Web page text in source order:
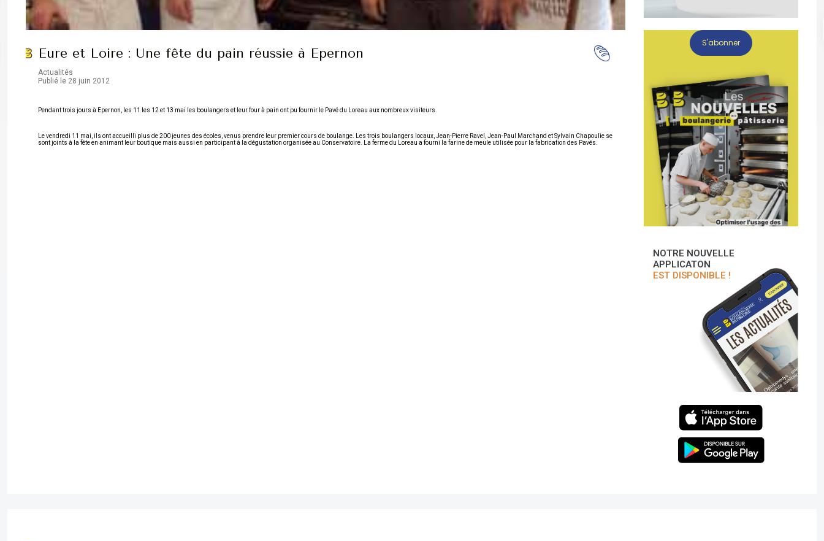
Eure et Loire : Une fête du pain réussie à Epernon
Actualités
Publié le 28 juin 2012
Pendant trois jours à Epernon, les 11 les 12 et 13 mai les boulangers et leur four à pain ont pu fournir le Pavé du Loreau aux nombreux visiteurs.
Le vendredi 11 mai, ils ont accueilli plus de 200 jeunes des écoles, venus prendre leur premier cours de boulange. Les trois boulangers locaux, Jean-Pierre Ravel, Jean-Paul Marchand et Sylvain Chapoulie se
sont joints à la fête en animant leur boutique mais aussi en participant à la dégustation organisée au Conservatoire. La ferme du Loreau a fourni la farine de meule utilisée pour la fabrication des Pavés.
S'abonner
NOTRE NOUVELLE
APPLICATON
EST DISPONIBLE !